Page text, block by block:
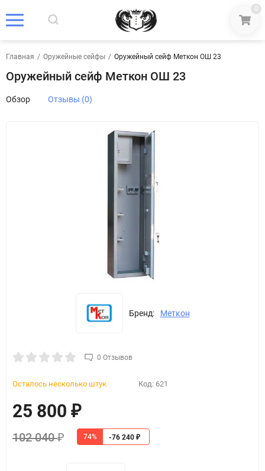
0
Главная / Оружейные сейфы / Оружейный сейф Меткон ОШ 23
Оружейный сейф Меткон ОШ 23
Обзор Отзывы (0)
Бренд: Меткон
0 Отзывов
Осталось несколько штук Код: 621
25 800 ₽
102 040₽ 74% -76 240 ₽